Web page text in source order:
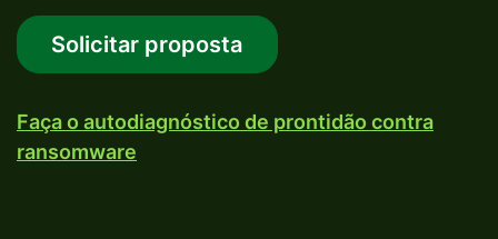
Solicitar proposta
Faça o autodiagnóstico de prontidão contra
ransomware